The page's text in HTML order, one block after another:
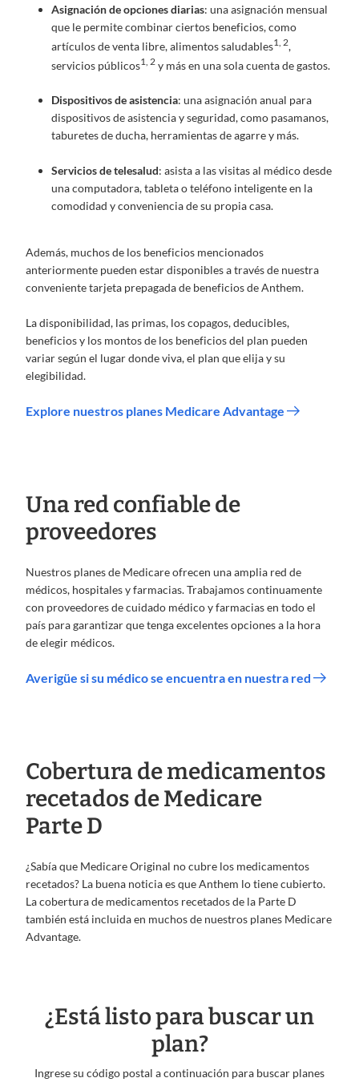
Asignación de opciones diarias: una asignación mensual
que le permite combinar ciertos beneficios, como
artículos de venta libre, alimentos saludables1, 2,
servicios públicos1, 2 y más en una sola cuenta de gastos.
Dispositivos de asistencia: una asignación anual para
dispositivos de asistencia y seguridad, como pasamanos,
taburetes de ducha, herramientas de agarre y más.
Servicios de telesalud: asista a las visitas al médico desde
una computadora, tableta o teléfono inteligente en la
comodidad y conveniencia de su propia casa.
Además, muchos de los beneficios mencionados
anteriormente pueden estar disponibles a través de nuestra
conveniente tarjeta prepagada de beneficios de Anthem.
La disponibilidad, las primas, los copagos, deducibles,
beneficios y los montos de los beneficios del plan pueden
variar según el lugar donde viva, el plan que elija y su
elegibilidad.
Explore nuestros planes Medicare Advantage
Una red confiable de
proveedores
Nuestros planes de Medicare ofrecen una amplia red de
médicos, hospitales y farmacias. Trabajamos continuamente
con proveedores de cuidado médico y farmacias en todo el
país para garantizar que tenga excelentes opciones a la hora
de elegir médicos.
Averigüe si su médico se encuentra en nuestra red
Cobertura de medicamentos
recetados de Medicare
Parte D
¿Sabía que Medicare Original no cubre los medicamentos
recetados? La buena noticia es que Anthem lo tiene cubierto.
La cobertura de medicamentos recetados de la Parte D
también está incluida en muchos de nuestros planes Medicare
Advantage.
¿Está listo para buscar un
plan?
Ingrese su código postal a continuación para buscar planes